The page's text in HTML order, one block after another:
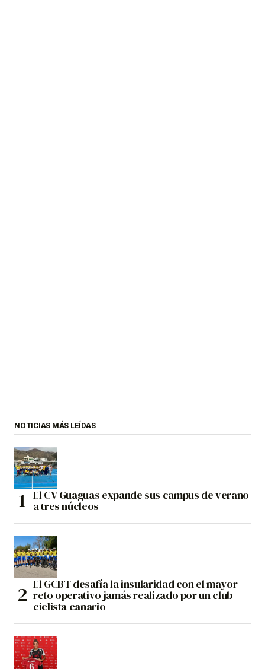
NOTICIAS MÁS LEÍDAS
El CV Guaguas expande sus campus de verano
a tres núcleos
El GCBT desafía la insularidad con el mayor
reto operativo jamás realizado por un club
ciclista canario